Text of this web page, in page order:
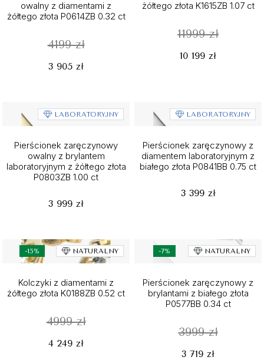
owalny z diamentami z
żółtego złota P0614ZB 0.32 ct
4199 zł
3 905 zł
żółtego złota K1615ZB 1.07 ct
11999 zł
10 199 zł
LABORATORYJNY
Pierścionek zaręczynowy
owalny z brylantem
laboratoryjnym z żółtego złota
P0803ZB 1.00 ct
3 999 zł
LABORATORYJNY
Pierścionek zaręczynowy z
diamentem laboratoryjnym z
białego złota P0841BB 0.75 ct
3 399 zł
-15% NATURALNY
Kolczyki z diamentami z
żółtego złota K0188ZB 0.52 ct
4999 zł
4 249 zł
-7% NATURALNY
Pierścionek zaręczynowy z
brylantami z białego złota
P0577BB 0.34 ct
3999 zł
3 719 zł